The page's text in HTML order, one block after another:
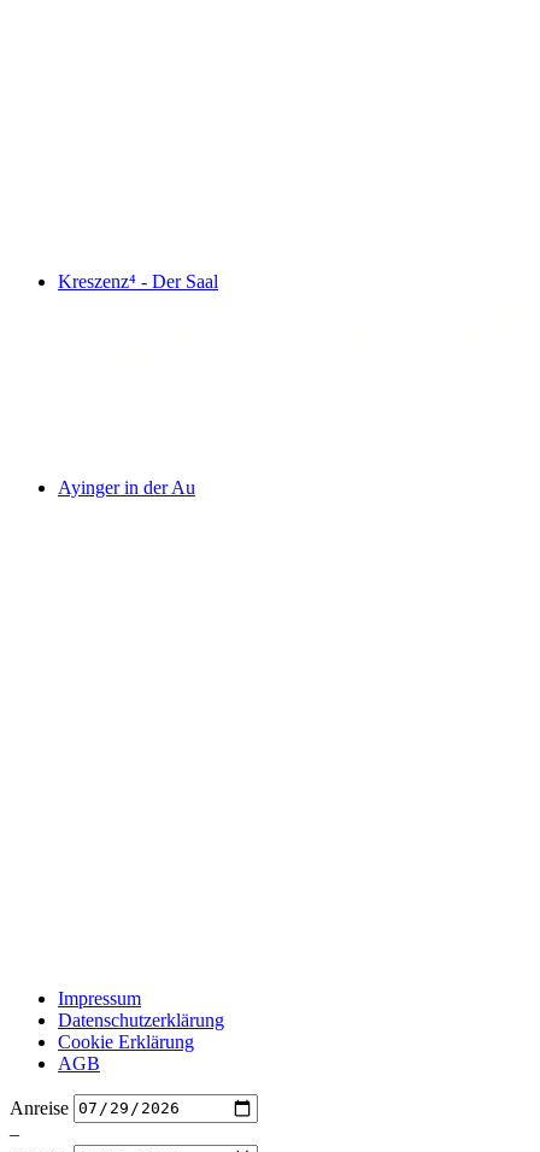
Kreszenz⁴ - Der Saal
Ayinger in der Au
Impressum
Datenschutzerklärung
Cookie Erklärung
AGB
Anreise
–